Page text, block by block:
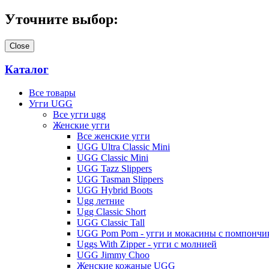
Уточните выбор:
Close
Каталог
Все товары
Угги UGG
Все угги ugg
Женские угги
Все женские угги
UGG Ultra Classic Mini
UGG Classic Mini
UGG Tazz Slippers
UGG Tasman Slippers
UGG Hybrid Boots
Ugg летние
Ugg Classic Short
UGG Classic Tall
UGG Pom Pom - угги и мокасины с
Uggs With Zipper - угги с молнией
UGG Jimmy Choo
Женские кожаные UGG